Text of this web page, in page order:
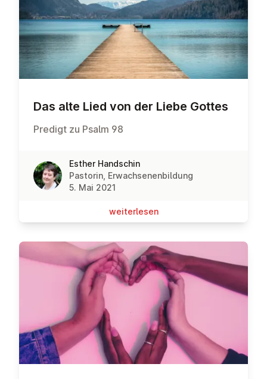
Das alte Lied von der Liebe Gottes
Predigt zu Psalm 98
Esther Handschin
Pastorin, Erwachsenenbildung
5. Mai 2021
wei­ter­le­sen